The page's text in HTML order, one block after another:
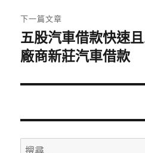
章:
下一篇文章
下
一
文
五股汽車借款快速
廠商新莊汽車借款
搜